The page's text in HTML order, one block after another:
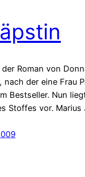
der Roman von
nach der eine Frau
Bestseller. Nun
Stoffes vor. Marius